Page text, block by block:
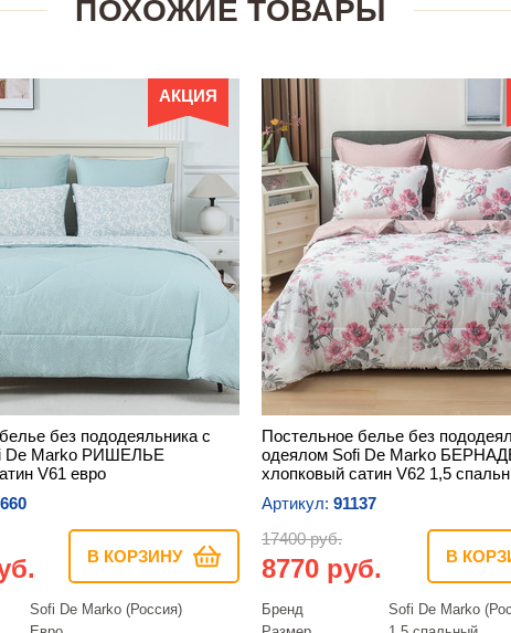
ПОХОЖИЕ ТОВАРЫ
АКЦИЯ
без пододеяльника с
De Marko РИШЕЛЬЕ
V61 евро
В КОРЗИНУ
Sofi De Marko (Россия)
Постельное белье без
одеялом Sofi De Marko
хлопковый сатин V62 1,5
Артикул: 91137
17400 руб.
8770 руб. В
Бренд
Sofi De Marko